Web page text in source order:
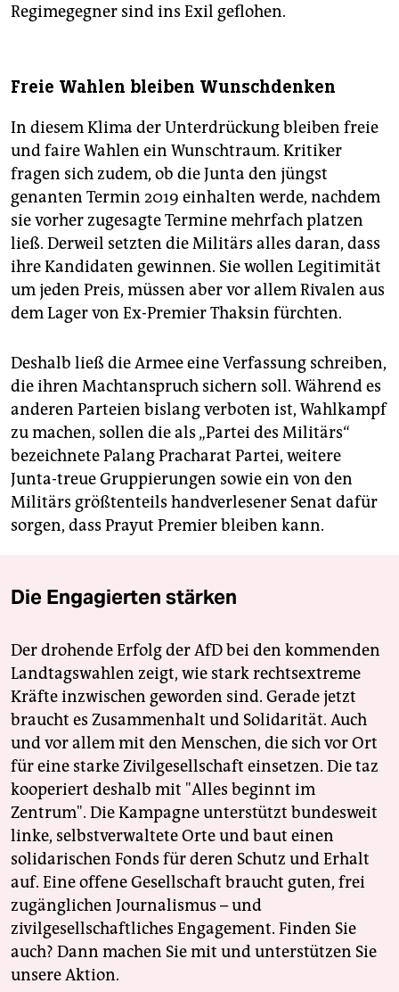
Regimegegner sind ins Exil geflohen.
Freie Wahlen bleiben Wunschdenken
In diesem Klima der Unterdrückung bleiben freie
und faire Wahlen ein Wunschtraum. Kritiker
fragen sich zudem, ob die Junta den jüngst
genanten Termin 2019 einhalten werde, nachdem
sie vorher zugesagte Termine mehrfach platzen
ließ. Derweil setzten die Militärs alles daran, dass
ihre Kandidaten gewinnen. Sie wollen Legitimität
um jeden Preis, müssen aber vor allem Rivalen aus
dem Lager von Ex-Premier Thaksin fürchten.
Deshalb ließ die Armee eine Verfassung schreiben,
die ihren Machtanspruch sichern soll. Während es
anderen Parteien bislang verboten ist, Wahlkampf
zu machen, sollen die als „Partei des Militärs“
bezeichnete Palang Pracharat Partei, weitere
Junta-treue Gruppierungen sowie ein von den
Militärs größtenteils handverlesener Senat dafür
sorgen, dass Prayut Premier bleiben kann.
Die Engagierten stärken
Der drohende Erfolg der AfD bei den kommenden
Landtagswahlen zeigt, wie stark rechtsextreme
Kräfte inzwischen geworden sind. Gerade jetzt
braucht es Zusammenhalt und Solidarität. Auch
und vor allem mit den Menschen, die sich vor Ort
für eine starke Zivilgesellschaft einsetzen. Die taz
kooperiert deshalb mit "Alles beginnt im
Zentrum". Die Kampagne unterstützt bundesweit
linke, selbstverwaltete Orte und baut einen
solidarischen Fonds für deren Schutz und Erhalt
auf. Eine offene Gesellschaft braucht guten, frei
zugänglichen Journalismus – und
zivilgesellschaftliches Engagement. Finden Sie
auch? Dann machen Sie mit und unterstützen Sie
unsere Aktion.